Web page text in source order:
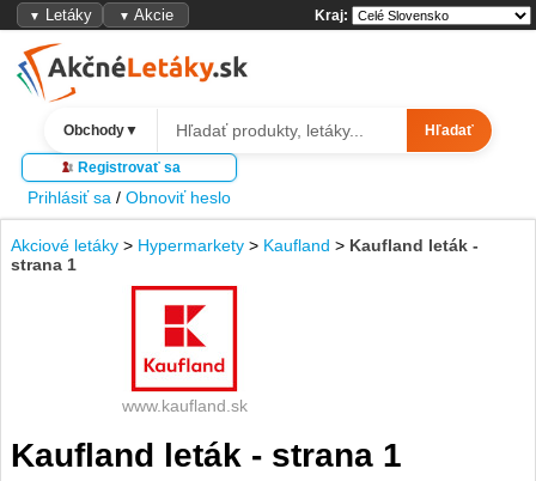
▼ Letáky ▼ Akcie Kraj:
Obchody▼ Hľadať
Registrovať sa
Prihlásiť sa / Obnoviť heslo
Akciové letáky > Hypermarkety > Kaufland > Kaufland leták -
strana 1
www.kaufland.sk
Kaufland leták - strana 1